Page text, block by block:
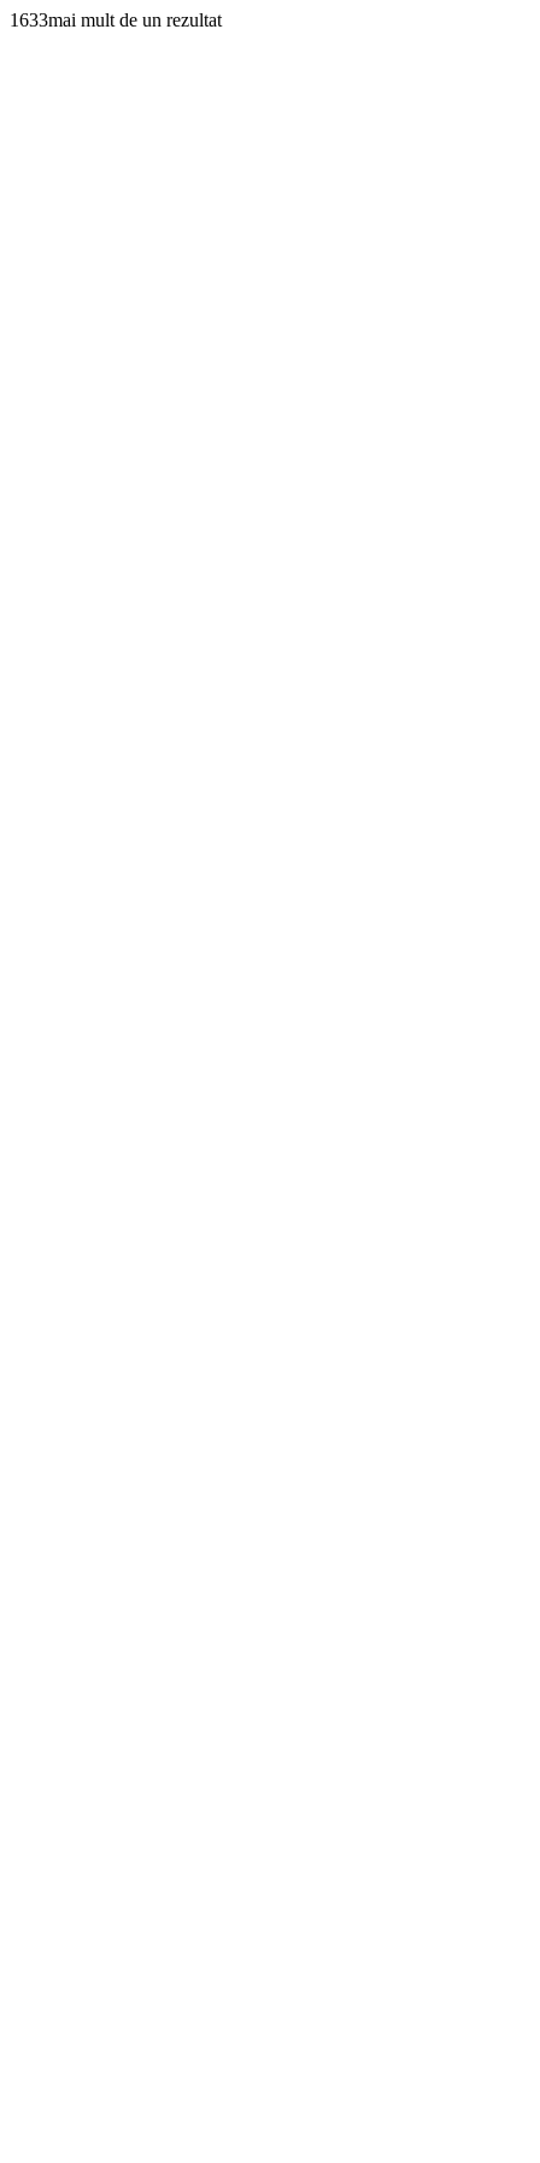
1633mai mult de un rezultat